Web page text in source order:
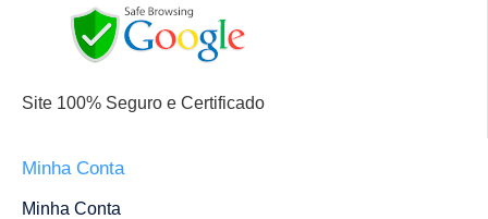
Site 100% Seguro e Certificado
Minha Conta
Minha Conta